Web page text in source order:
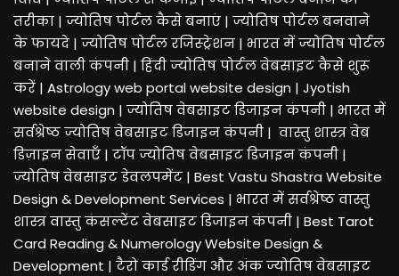
तरीका | ज्योतिष पोर्टल कैसे बनाएं | ज्योतिष पोर्टल बनवाने
के फायदे | ज्योतिष पोर्टल रजिस्ट्रेशन | भारत में ज्योतिष पोर्टल
बनाने वाली कंपनी | हिंदी ज्योतिष पोर्टल वेबसाइट कैसे शुरू
करें | Astrology web portal website design | Jyotish
website design | ज्योतिष वेबसाइट डिजाइन कंपनी | भारत में
सर्वश्रेष्ठ ज्योतिष वेबसाइट डिजाइन कंपनी | वास्तु शास्त्र वेब
डिज़ाइन सेवाएँ | टॉप ज्योतिष वेबसाइट डिजाइन कंपनी |
ज्योतिष वेबसाइट डेवलपमेंट | Best Vastu Shastra Website
Design & Development Services | भारत में सर्वश्रेष्ठ वास्तु
शास्त्र वास्तु कंसल्टेंट वेबसाइट डिजाइन कंपनी | Best Tarot
Card Reading & Numerology Website Design &
Development | टैरो कार्ड रीडिंग और अंक ज्योतिष वेबसाइट